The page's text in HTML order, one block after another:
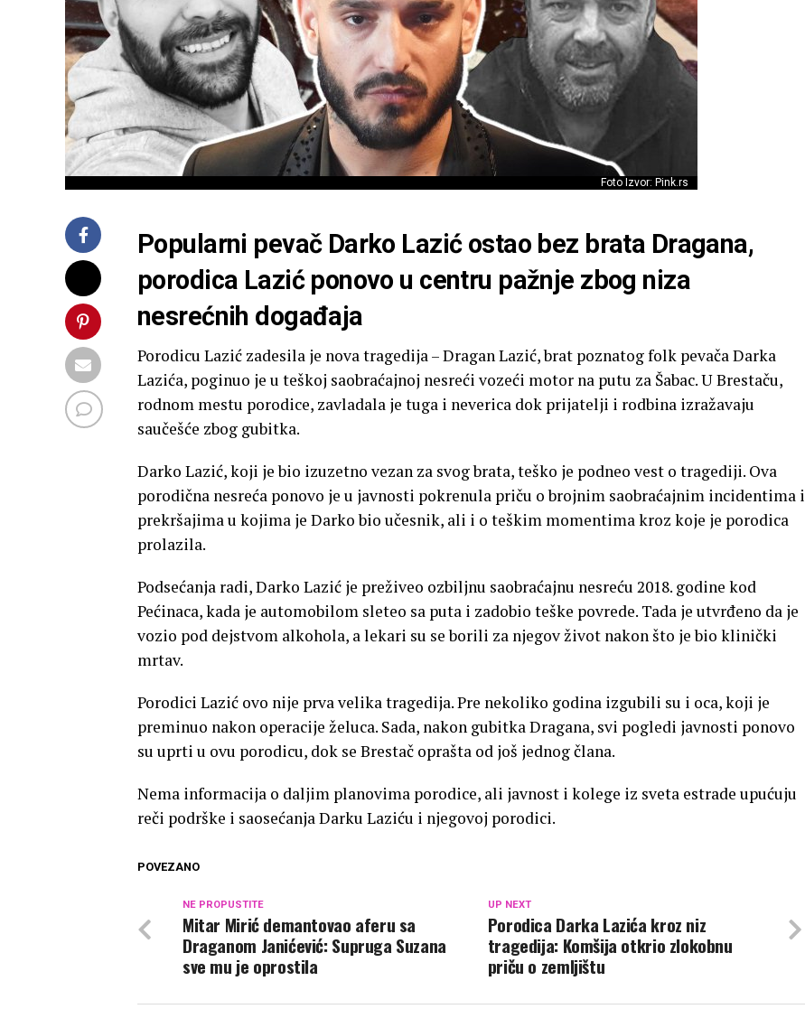
Foto Izvor: Pink.rs
Popularni pevač Darko Lazić ostao bez brata Dragana,
porodica Lazić ponovo u centru pažnje zbog niza
nesrećnih događaja
Porodicu Lazić zadesila je nova tragedija – Dragan Lazić, brat poznatog folk pevača Darka
Lazića, poginuo je u teškoj saobraćajnoj nesreći vozeći motor na putu za Šabac. U Brestaču,
rodnom mestu porodice, zavladala je tuga i neverica dok prijatelji i rodbina izražavaju
saučešće zbog gubitka.
Darko Lazić, koji je bio izuzetno vezan za svog brata, teško je podneo vest o tragediji. Ova
porodična nesreća ponovo je u javnosti pokrenula priču o brojnim saobraćajnim incidentima i
prekršajima u kojima je Darko bio učesnik, ali i o teškim momentima kroz koje je porodica
prolazila.
Podsećanja radi, Darko Lazić je preživeo ozbiljnu saobraćajnu nesreću 2018. godine kod
Pećinaca, kada je automobilom sleteo sa puta i zadobio teške povrede. Tada je utvrđeno da je
vozio pod dejstvom alkohola, a lekari su se borili za njegov život nakon što je bio klinički
mrtav.
Porodici Lazić ovo nije prva velika tragedija. Pre nekoliko godina izgubili su i oca, koji je
preminuo nakon operacije želuca. Sada, nakon gubitka Dragana, svi pogledi javnosti ponovo
su uprti u ovu porodicu, dok se Brestač oprašta od još jednog člana.
Nema informacija o daljim planovima porodice, ali javnost i kolege iz sveta estrade upućuju
reči podrške i saosećanja Darku Laziću i njegovoj porodici.
POVEZANO
UP NEXT
Porodica Darka Lazića kroz niz
tragedija: Komšija otkrio zlokobnu
priču o zemljištu
NE PROPUSTITE
Mitar Mirić demantovao aferu sa
Draganom Janićević: Supruga Suzana
sve mu je oprostila